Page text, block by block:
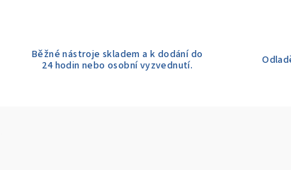
Běžné nástroje skladem a k dodání do
24 hodin nebo osobní vyzvednutí.